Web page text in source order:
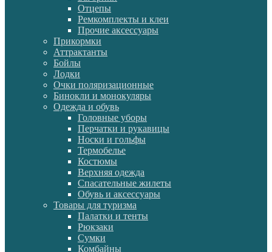
Отцепы
Ремкомплекты и клеи
Прочие аксессуары
Прикормки
Аттрактанты
Бойлы
Лодки
Очки поляризационные
Бинокли и монокуляры
Одежда и обувь
Головные уборы
Перчатки и рукавицы
Носки и гольфы
Термобелье
Костюмы
Верхняя одежда
Спасательные жилеты
Обувь и аксессуары
Товары для туризма
Палатки и тенты
Рюкзаки
Сумки
Комбайны